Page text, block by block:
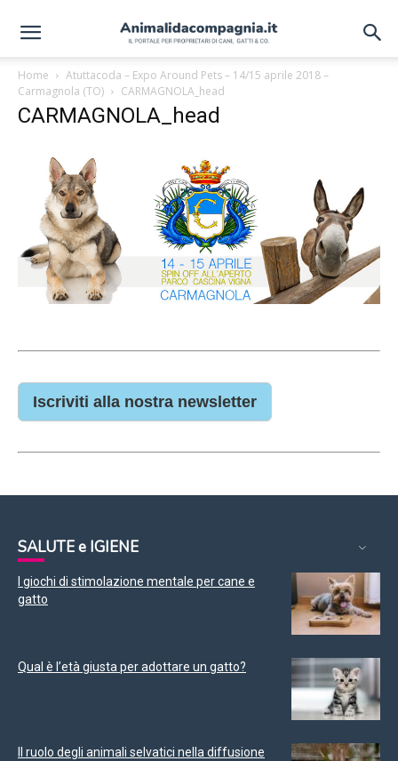
Home
Atuttacoda – Expo Around Pets – 14/15 aprile 2018 –
Carmagnola (TO)
CARMAGNOLA_head
CARMAGNOLA_head
Iscriviti alla nostra newsletter
SALUTE e IGIENE
I giochi di stimolazione mentale per cane e
gatto
Qual è l’età giusta per adottare un gatto?
Il ruolo degli animali selvatici nella diffusione